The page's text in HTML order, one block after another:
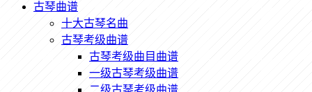
古琴曲谱
十大古琴名曲
古琴考级曲谱
古琴考级曲目曲谱
一级古琴考级曲谱
二级古琴考级曲谱